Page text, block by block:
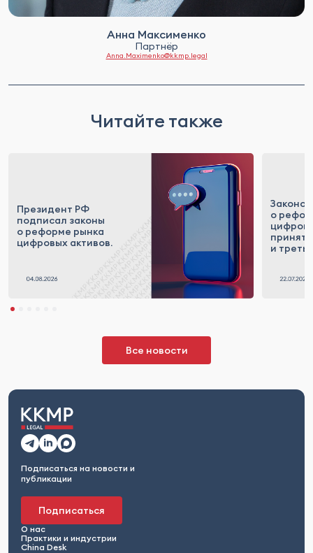
Анна Максименко
Партнёр
Anna.Maximenko@kkmp.legal
Читайте также
Президент РФ
подписал законы
о реформе рынка
цифровых активов.
о
и
Все новости
Подписаться на новости и
публикации
Подписаться
О нас
Практики и индустрии
China Desk